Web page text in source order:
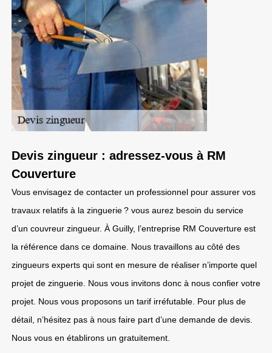
Devis zingueur : adressez-vous à RM
Couverture
Vous envisagez de contacter un professionnel pour assurer vos
travaux relatifs à la zinguerie ? vous aurez besoin du service
d’un couvreur zingueur. À Guilly, l’entreprise RM Couverture est
la référence dans ce domaine. Nous travaillons au côté des
zingueurs experts qui sont en mesure de réaliser n’importe quel
projet de zinguerie. Nous vous invitons donc à nous confier votre
projet. Nous vous proposons un tarif irréfutable. Pour plus de
détail, n’hésitez pas à nous faire part d’une demande de devis.
Nous vous en établirons un gratuitement.